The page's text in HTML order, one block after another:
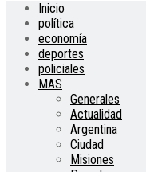
Inicio
política
economía
deportes
policiales
MAS
Generales
Actualidad
Argentina
Ciudad
Misiones